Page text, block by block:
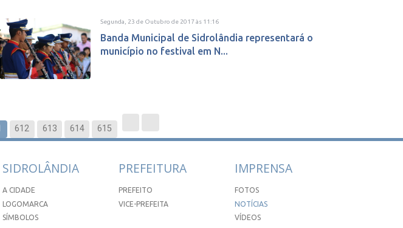
Segunda, 23 de Outubro de 2017às 11:16
Banda Municipal de Sidrolândia representará o
município no festival em N...
612 613 614 615
SIDROLÂNDIA
A CIDADE
LOGOMARCA
SÍMBOLOS
PREFEITURA
PREFEITO
VICE-PREFEITA
IMPRENSA
FOTOS
NOTÍCIAS
VÍDEOS